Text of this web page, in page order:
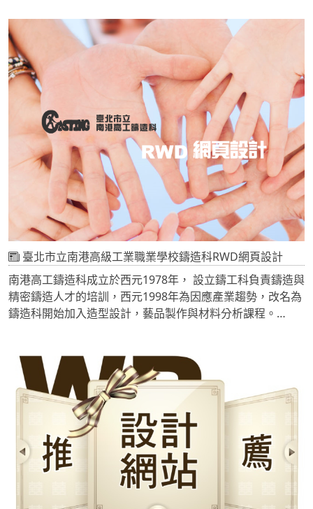
我們強烈建議您特別留意以下品質指南，其中說明哪些違規
行為可能導致網站從 Google 索引中徹底移除，或是遭演算
法或人工判定為垃圾內容。如果網站經判斷含有垃圾網頁，
可能無法繼續出現在 Google.com.tw 或任何 Google 合作
夥伴網站的搜尋結果中。
臺北市立南港高級工業職業學校鑄造科RWD網頁設計
南港高工鑄造科成立於西元1978年， 設立鑄工科負責鑄造與
精密鑄造人才的培訓，西元1998年為因應產業趨勢，改名為
鑄造科開始加入造型設計，藝品製作與材料分析課程。